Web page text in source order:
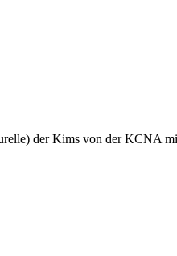
der Kims von der KCNA